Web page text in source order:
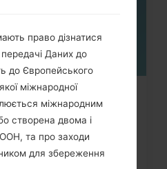
допомогою коду...
право дізнатися
Даних до
до Європейського
міжнародної
міжнародним
створена двома і
та про заходи
для збереження